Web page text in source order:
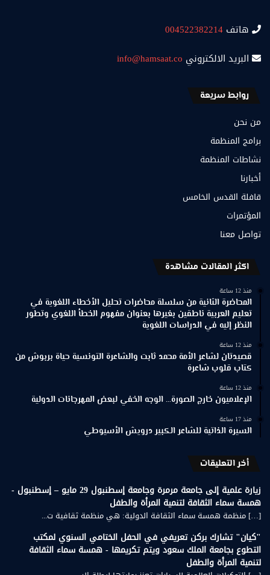
هاتف 004522382214
البريد الالكتروني info@hamsaat.co
روابط سريعة
من نحن
برامج المنظمة
نشاطات المنظمة
أخبارنا
قافلة القدس الخامس
المؤتمرات
تواصل معنا
اكثر المقالات مشاهدة
منذ 12 ساعة
المحاضرة الثانية من سلسلة محاضرات تحليل الأخطاء اللغوية في
تعليم العربية ناطقين بغيرها بعنوان مفهوم الخطأ اللغوي وتطور
النظر إليه في الدراسات اللغوية
منذ 12 ساعة
قصيدتان لشاعر الأمة محمد ثابت والشاعرة التونسية حياة بربوش من
كتاب قلوب شاعرة
منذ 12 ساعة
الإعلاميون خارج الصورة… الوجه الخفي لبعض المهرجانات الدولية
منذ 17 ساعة
السيرة الذاتية للشاعر الكبير درويش الأسيوطي
أخر التعليقات
زيارة علمية إلى جامعة مرمرة وجامعة إسطنبول 29 مايو – إسطنبول -
همسة سماء الثقافة لتنمية المرأة والطفل
[…] منظمة همسة سماء الثقافة الدولية: هي منظمة ثقافية ت...
"كيان" تشارك بركن تعريفي في الحفل الختامي السنوي لمكتب
التطوع بجامعة الملك سعود ويتم تكريمها - همسة سماء الثقافة
لتنمية المرأة والطفل